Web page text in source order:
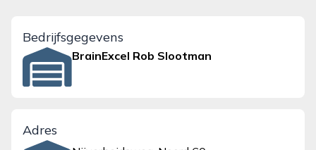
Bedrijfsgegevens
BrainExcel Rob Slootman
Adres